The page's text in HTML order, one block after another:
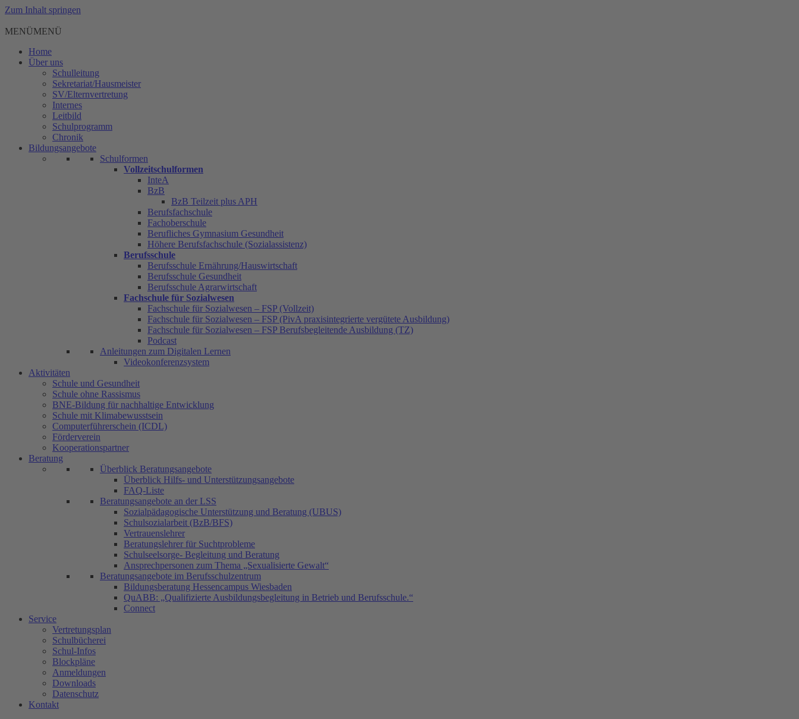
Zum Inhalt springen
MENÜMENÜ
Home
Über uns
Schulleitung
Sekretariat/Hausmeister
SV/Elternvertretung
Internes
Leitbild
Schulprogramm
Chronik
Bildungsangebote
Schulformen
Vollzeitschulformen
InteA
BzB
BzB Teilzeit plus APH
Berufsfachschule
Fachoberschule
Berufliches Gymnasium Gesundheit
Höhere Berufsfachschule (Sozialassistenz)
Berufsschule
Berufsschule Ernährung/Hauswirtschaft
Berufsschule Gesundheit
Berufsschule Agrarwirtschaft
Fachschule für Sozialwesen
Fachschule für Sozialwesen – FSP (Vollzeit)
Fachschule für Sozialwesen – FSP (PivA praxisintegrierte vergütete Ausbildung)
Fachschule für Sozialwesen – FSP Berufsbegleitende Ausbildung (TZ)
Podcast
Anleitungen zum Digitalen Lernen
Videokonferenzsystem
Aktivitäten
Schule und Gesundheit
Schule ohne Rassismus
BNE-Bildung für nachhaltige Entwicklung
Schule mit Klimabewusstsein
Computerführerschein (ICDL)
Förderverein
Kooperationspartner
Beratung
Überblick Beratungsangebote
Überblick Hilfs- und Unterstützungsangebote
FAQ-Liste
Beratungsangebote an der LSS
Sozialpädagogische Unterstützung und Beratung (UBUS)
Schulsozialarbeit (BzB/BFS)
Vertrauenslehrer
Beratungslehrer für Suchtprobleme
Schulseelsorge- Begleitung und Beratung
Ansprechpersonen zum Thema „Sexualisierte Gewalt“
Beratungsangebote im Berufsschulzentrum
Bildungsberatung Hessencampus Wiesbaden
QuABB: „Qualifizierte Ausbildungsbegleitung in Betrieb und Berufsschule.“
Connect
Service
Vertretungsplan
Schulbücherei
Schul-Infos
Blockpläne
Anmeldungen
Downloads
Datenschutz
Kontakt